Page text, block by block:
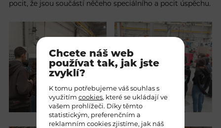
pocit, že jsou součástí něčeho speciálního a pocit úspěchu.
Chcete náš web
používat tak, jak jste
zvyklí?
K tomu potřebujeme váš souhlas s
využitím cookies, které se ukládají ve
vašem prohlížeči. Díky těmto
statistickým, preferenčním a
reklamním cookies zjistíme, jak náš